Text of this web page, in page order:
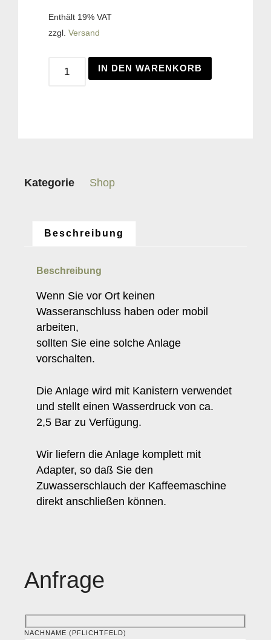
Enthält 19% VAT
zzgl. Versand
IN DEN WARENKORB
Kategorie Shop
Beschreibung
Beschreibung
Wenn Sie vor Ort keinen
Wasseranschluss haben oder mobil
arbeiten,
sollten Sie eine solche Anlage
vorschalten.
Die Anlage wird mit Kanistern verwendet
und stellt einen Wasserdruck von ca.
2,5 Bar zu Verfügung.
Wir liefern die Anlage komplett mit
Adapter, so daß Sie den
Zuwasserschlauch der Kaffeemaschine
direkt anschließen können.
Anfrage
NACHNAME (PFLICHTFELD)